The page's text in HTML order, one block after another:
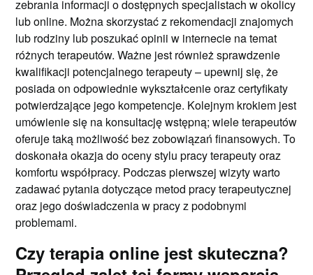
zebrania informacji o dostępnych specjalistach w okolicy
lub online. Można skorzystać z rekomendacji znajomych
lub rodziny lub poszukać opinii w internecie na temat
różnych terapeutów. Ważne jest również sprawdzenie
kwalifikacji potencjalnego terapeuty – upewnij się, że
posiada on odpowiednie wykształcenie oraz certyfikaty
potwierdzające jego kompetencje. Kolejnym krokiem jest
umówienie się na konsultację wstępną; wiele terapeutów
oferuje taką możliwość bez zobowiązań finansowych. To
doskonała okazja do oceny stylu pracy terapeuty oraz
komfortu współpracy. Podczas pierwszej wizyty warto
zadawać pytania dotyczące metod pracy terapeutycznej
oraz jego doświadczenia w pracy z podobnymi
problemami.
Czy terapia online jest skuteczna?